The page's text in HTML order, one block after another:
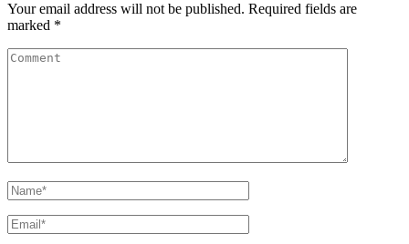
Your email address will not be published. Required fields are
marked *